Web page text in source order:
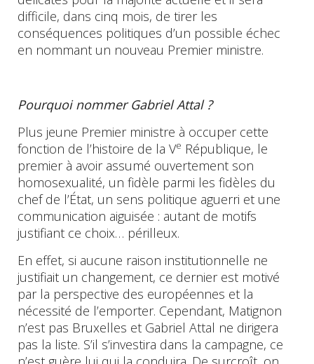
difficile, dans cinq mois, de tirer les
conséquences politiques d’un possible échec
en nommant un nouveau Premier ministre.
Pourquoi nommer Gabriel Attal ?
Plus jeune Premier ministre à occuper cette
fonction de l’histoire de la Ve République, le
premier à avoir assumé ouvertement son
homosexualité, un fidèle parmi les fidèles du
chef de l’État, un sens politique aguerri et une
communication aiguisée : autant de motifs
justifiant ce choix… périlleux.
En effet, si aucune raison institutionnelle ne
justifiait un changement, ce dernier est motivé
par la perspective des européennes et la
nécessité de l’emporter. Cependant, Matignon
n’est pas Bruxelles et Gabriel Attal ne dirigera
pas la liste. S’il s’investira dans la campagne, ce